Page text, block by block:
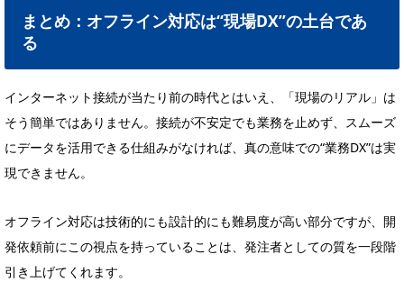
まとめ：オフライン対応は“現場DX”の土台であ
る
インターネット接続が当たり前の時代とはいえ、「現場のリアル」は
そう簡単ではありません。接続が不安定でも業務を止めず、スムーズ
にデータを活用できる仕組みがなければ、真の意味での“業務DX”は実
現できません。
オフライン対応は技術的にも設計的にも難易度が高い部分ですが、開
発依頼前にこの視点を持っていることは、発注者としての質を一段階
引き上げてくれます。